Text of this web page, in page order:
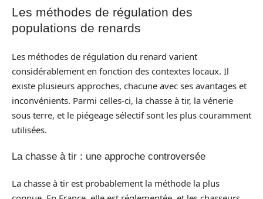
Les méthodes de régulation des
populations de renards
Les méthodes de régulation du renard varient
considérablement en fonction des contextes locaux. Il
existe plusieurs approches, chacune avec ses avantages et
inconvénients. Parmi celles-ci, la chasse à tir, la vénerie
sous terre, et le piégeage sélectif sont les plus couramment
utilisées.
La chasse à tir : une approche controversée
La chasse à tir est probablement la méthode la plus